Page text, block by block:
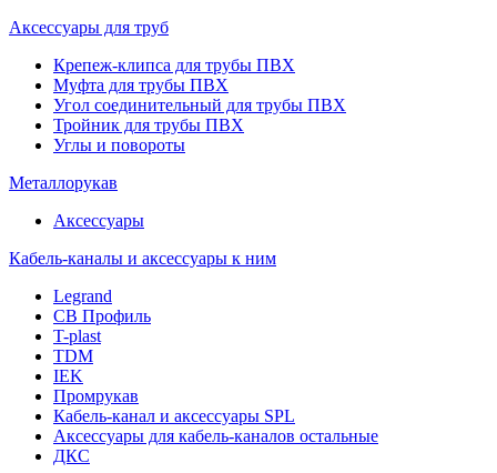
Аксессуары для труб
Крепеж-клипса для трубы ПВХ
Муфта для трубы ПВХ
Угол соединительный для трубы ПВХ
Тройник для трубы ПВХ
Углы и повороты
Металлорукав
Аксессуары
Кабель-каналы и аксессуары к ним
Legrand
СВ Профиль
T-plast
TDM
IEK
Промрукав
Кабель-канал и аксессуары SPL
Аксессуары для кабель-каналов остальные
ДКС